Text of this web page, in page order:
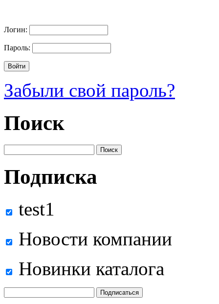
Логин:
Пароль:
Забыли свой пароль?
Поиск
Подписка
test1
Новости компании
Новинки каталога